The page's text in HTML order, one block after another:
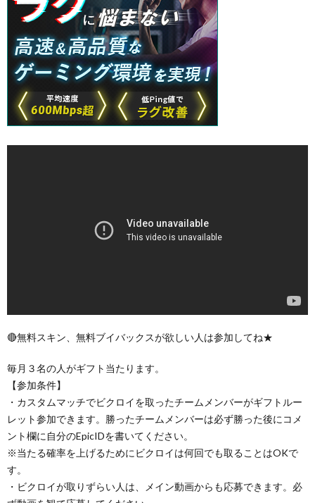
🔴無料スキン、無料ブイバックスが欲しい人は参加してね★
毎月３名の人がギフト当たります。
【参加条件】
・カスタムマッチでビクロイを取ったチームメンバーがギフトルー
レット参加できます。勝ったチームメンバーは必ず勝った後にコメ
ント欄に自分のEpicIDを書いてください。
※当たる確率を上げるためにビクロイは何回でも取ることはOKで
す。
・ビクロイが取りずらい人は、メイン動画からも応募できます。必